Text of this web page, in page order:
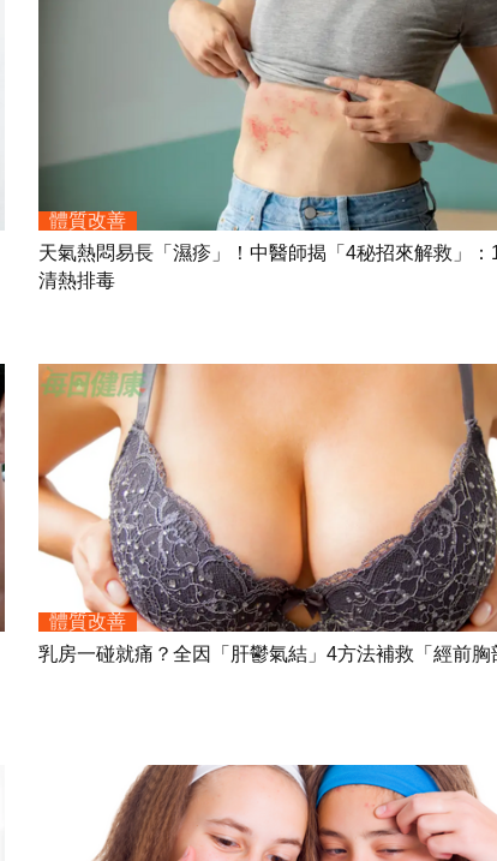
體質改善
天氣熱悶易長「濕疹」！中醫師揭「4秘招來解救」：
清熱排毒
體質改善
乳房一碰就痛？全因「肝鬱氣結」4方法補救「經前胸